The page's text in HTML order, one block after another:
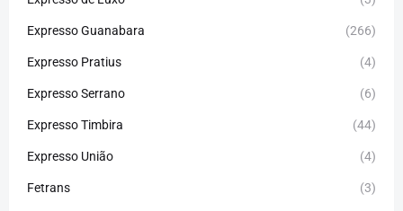
Expresso Guanabara (266)
Expresso Pratius (4)
Expresso Serrano (6)
Expresso Timbira (44)
Expresso União (4)
Fetrans (3)